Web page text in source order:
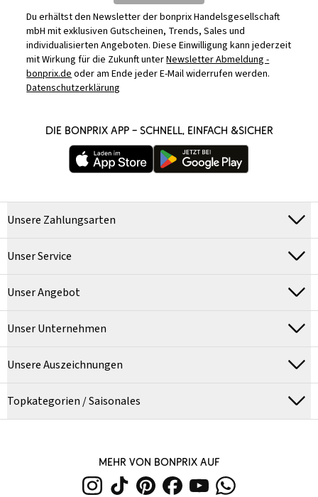
Du erhältst den Newsletter der bonprix Handelsgesellschaft
mbH mit exklusiven Gutscheinen, Trends, Sales und
individualisierten Angeboten. Diese Einwilligung kann jederzeit
mit Wirkung für die Zukunft unterNewsletter Abmeldung -
bonprix.deoder am Ende jeder E-Mail widerrufen werden.
Datenschutzerklärung
DIE BONPRIX APP – SCHNELL, EINFACH &SICHER
Unsere Zahlungsarten
Unser Service
Unser Angebot
Unser Unternehmen
Unsere Auszeichnungen
Topkategorien / Saisonales
MEHR VON BONPRIX AUF